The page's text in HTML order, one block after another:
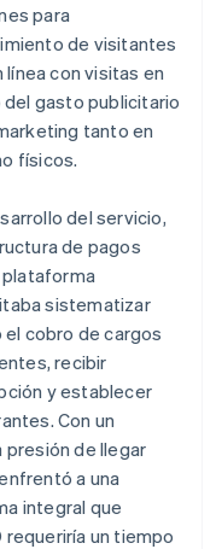
para
de visitantes
línea con visitas en
gasto publicitario
tanto en
físicos.
del servicio,
de pagos
plataforma
sistematizar
cobro de cargos
recibir
y establecer
Con un
presión de llegar
a una
integral que
un tiempo